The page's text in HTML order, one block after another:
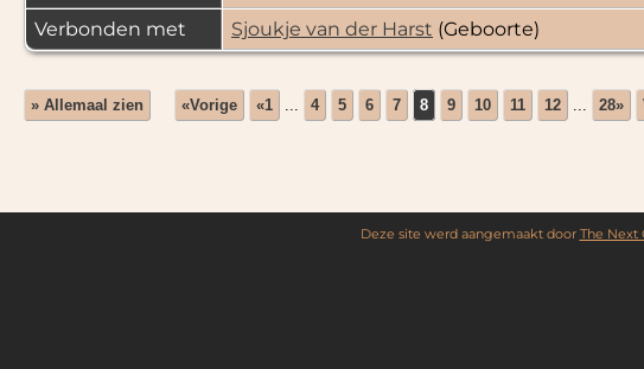
Verbonden met
Sjoukje van der Harst (Geboorte)
» Allemaal zien «Vorige «1 ... 4 5 6 7 8 9 10 11 12 ... 28»
Deze site werd aangemaakt door The Next